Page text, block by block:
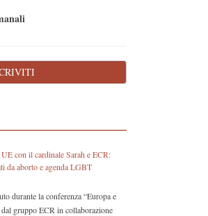
con il cardinale Sarah e ECR:
da aborto e agenda LGBT
durante la conferenza “Europa e
gruppo ECR in collaborazione